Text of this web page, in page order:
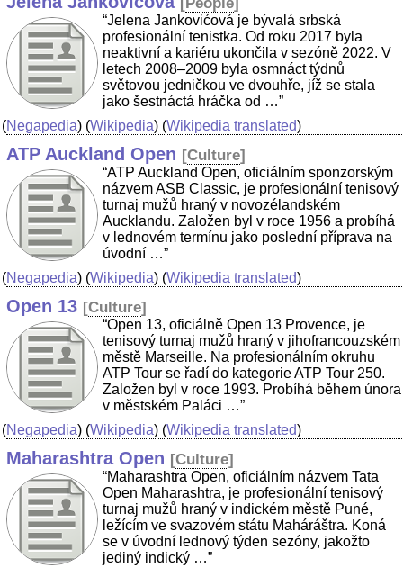
“Jelena Jankovićová je bývalá srbská
profesionální tenistka. Od roku 2017 byla
neaktivní a kariéru ukončila v sezóně 2022. V
letech 2008–2009 byla osmnáct týdnů
světovou jedničkou ve dvouhře, jíž se stala
jako šestnáctá hráčka od …”
(Negapedia) (Wikipedia) (Wikipedia translated)
ATP Auckland Open [Culture]
“ATP Auckland Open, oficiálním sponzorským
názvem ASB Classic, je profesionální tenisový
turnaj mužů hraný v novozélandském
Aucklandu. Založen byl v roce 1956 a probíhá
v lednovém termínu jako poslední příprava na
úvodní …”
(Negapedia) (Wikipedia) (Wikipedia translated)
Open 13 [Culture]
“Open 13, oficiálně Open 13 Provence, je
tenisový turnaj mužů hraný v jihofrancouzském
městě Marseille. Na profesionálním okruhu
ATP Tour se řadí do kategorie ATP Tour 250.
Založen byl v roce 1993. Probíhá během února
v městském Paláci …”
(Negapedia) (Wikipedia) (Wikipedia translated)
Maharashtra Open [Culture]
“Maharashtra Open, oficiálním názvem Tata
Open Maharashtra, je profesionální tenisový
turnaj mužů hraný v indickém městě Puné,
ležícím ve svazovém státu Maháráštra. Koná
se v úvodní lednový týden sezóny, jakožto
jediný indický …”